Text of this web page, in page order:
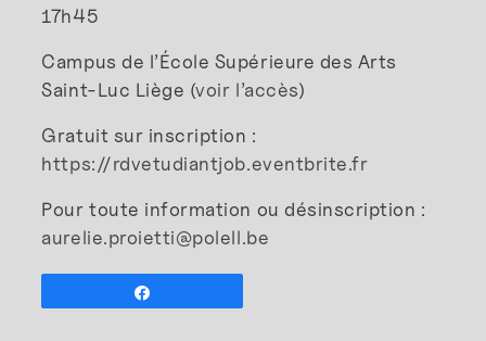
17h45
Campus de l’École Supérieure des Arts
Saint-Luc Liège (voir l’accès)
Gratuit sur inscription :
https://rdvetudiantjob.eventbrite.fr
Pour toute information ou désinscription :
aurelie.proietti@polell.be